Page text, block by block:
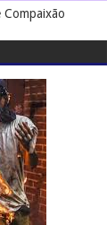
Compaixão